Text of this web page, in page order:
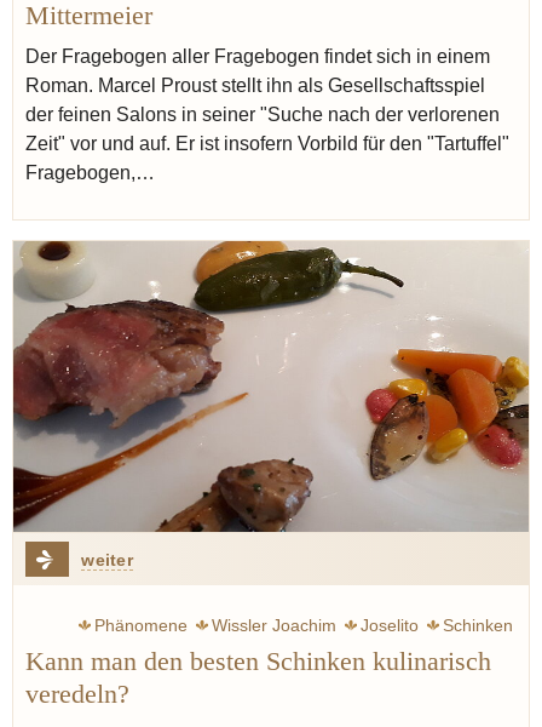
Mittermeier
Der Fragebogen aller Fragebogen findet sich in einem
Roman. Marcel Proust stellt ihn als Gesellschaftsspiel
der feinen Salons in seiner "Suche nach der verlorenen
Zeit" vor und auf. Er ist insofern Vorbild für den "Tartuffel"
Fragebogen,…
weiter
Phänomene Wissler Joachim Joselito Schinken
Kann man den besten Schinken kulinarisch
veredeln?